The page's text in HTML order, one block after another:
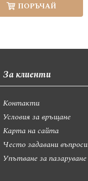
ПОРЪЧАЙ
За клиенти
Контакти
Условия за връщане
Карта на сайта
Често задавани въпроси
Упътване за пазаруване